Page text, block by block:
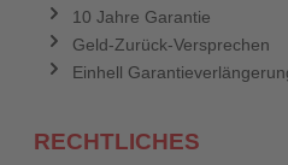
10 Jahre Garantie
Geld-Zurück-Versprechen
Einhell
RECHTLICHES